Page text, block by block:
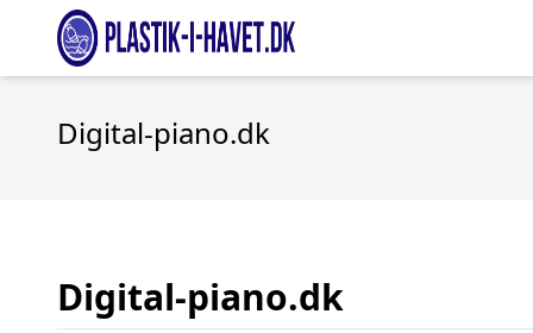
Digital-piano.dk
Digital-piano.dk